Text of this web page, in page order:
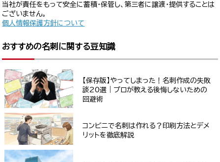
当社が責任をもって安全に蓄積・保管し、第三者に譲渡・提供することは
ございません。
個人情報保護方針について
おすすめの名刺に関する豆知識
【保存版】やってしまった！名刺作成の失敗
談20選｜プロが教える後悔しないための
回避術
コンビニで名刺は作れる？印刷方法とデメ
リットを徹底解説